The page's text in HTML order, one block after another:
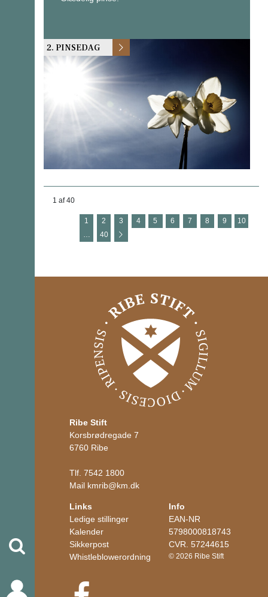
2. PINSEDAG
1 af 40
1 2 3 4 5 6 7 8 9
10
40
Ribe Stift
Korsbrødregade 7
6760 Ribe
Tlf.7542 1800
Mail kmrib@km.dk
Links
Ledige stillinger
Kalender
Sikkerpost
Whistleblowerordning
Info
EAN-NR
5798000818743
CVR. 57244615
© 2026 Ribe Stift